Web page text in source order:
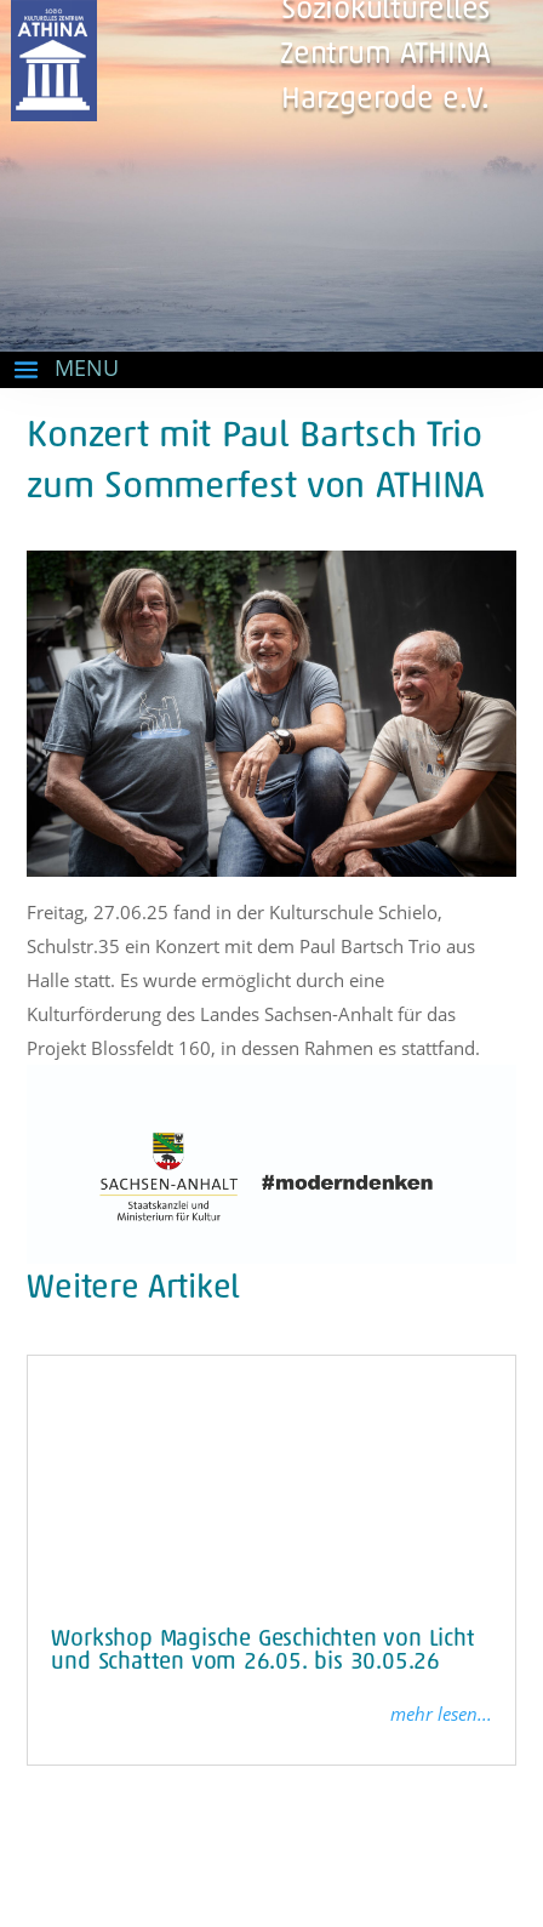
Soziokulturelles
Zentrum ATHINA
Harzgerode e.V.
Konzert mit Paul Bartsch Trio
zum Sommerfest von ATHINA
Freitag, 27.06.25 fand in der Kulturschule Schielo,
Schulstr.35 ein Konzert mit dem Paul Bartsch Trio aus
Halle statt. Es wurde ermöglicht durch eine
Kulturförderung des Landes Sachsen-Anhalt für das
Projekt Blossfeldt 160, in dessen Rahmen es stattfand.
Weitere Artikel
Workshop Magische Geschichten von Licht
und Schatten vom 26.05. bis 30.05.26
mehr lesen...